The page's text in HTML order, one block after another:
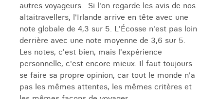
autres voyageurs. Si l'on regarde les avis de nos
altaitravellers, l'Irlande arrive en tête avec une
note globale de 4,3 sur 5. L'Écosse n'est pas loin
derrière avec une note moyenne de 3,6 sur 5.
Les notes, c'est bien, mais l'expérience
personnelle, c'est encore mieux. Il faut toujours
se faire sa propre opinion, car tout le monde n'a
pas les mêmes attentes, les mêmes critères et